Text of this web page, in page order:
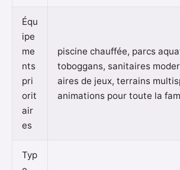
Équ
ipe
me
nts
pri
orit
air
es
piscine chauffée, parcs
toboggans, sanitaires
aires de jeux, terrains
animations pour toute la
Typ